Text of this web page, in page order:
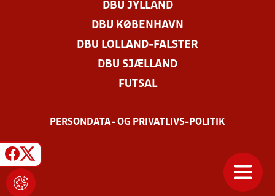
DBU JYLLAND
DBU KØBENHAVN
DBU LOLLAND-FALSTER
DBU SJÆLLAND
FUTSAL
PERSONDATA- OG PRIVATLIVS-POLITIK